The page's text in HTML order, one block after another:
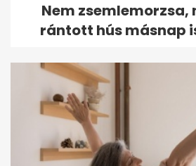
Nem zsemlemorzsa,
rántott hús másnap